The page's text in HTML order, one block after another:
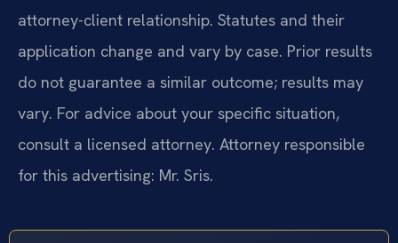
attorney-client relationship. Statutes and their
application change and vary by case. Prior results
do not guarantee a similar outcome; results may
vary. For advice about your specific situation,
consult a licensed attorney. Attorney responsible
for this advertising: Mr. Sris.